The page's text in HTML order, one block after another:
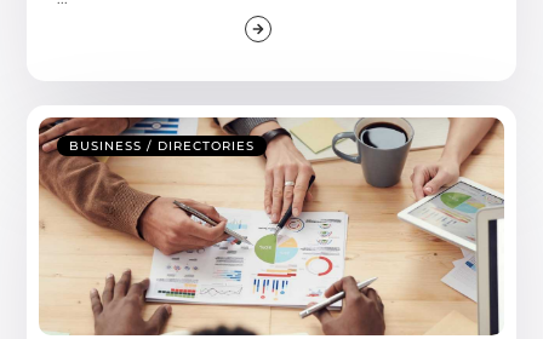
BUSINESS / DIRECTORIES